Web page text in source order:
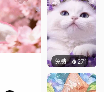
免费 271豆子